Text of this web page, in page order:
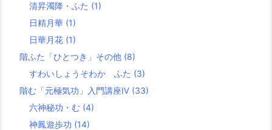
清昇濁降・ふた (1)
日精月華 (1)
日華月花 (1)
階ふた「ひとつき」その他 (8)
すわいしょうそわか ふた (3)
階む「元極気功」入門講座Ⅳ (33)
六神秘功・む (4)
神鳳遊歩功 (14)